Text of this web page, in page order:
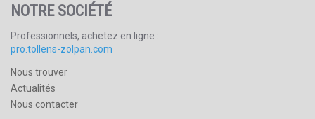
NOTRE SOCIÉTÉ
Professionnels, achetez en ligne :
pro.tollens-zolpan.com
Nous trouver
Actualités
Nous contacter